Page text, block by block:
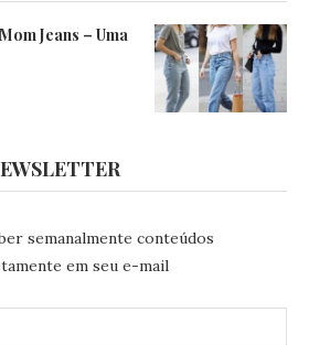
Jeans – Uma
semanalmente conteúdos
em seu e-mail